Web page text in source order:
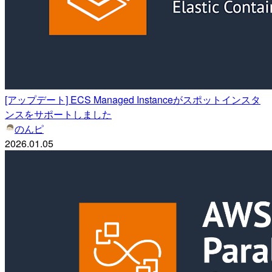
[アップデート] ECS Managed Instanceがスポットインスタ
ンスをサポートしました
のんピ
2026.01.05